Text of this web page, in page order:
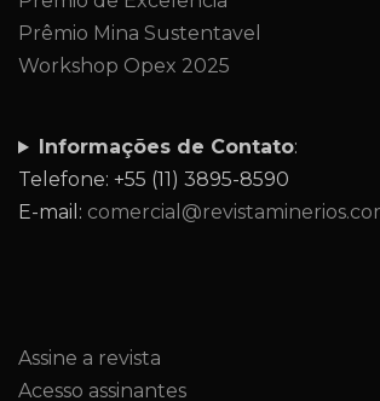
Prêmio Mina Sustentavel
Workshop Opex 2025
Informações de Contato:
Telefone: +55 (11) 3895-8590
E-mail:
Assine a revista
Acesso assinantes